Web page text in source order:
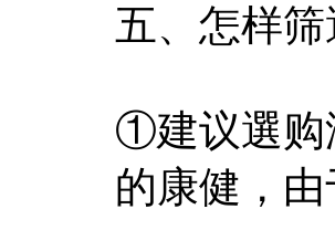
五、怎样筛
①建议選购
的康健，